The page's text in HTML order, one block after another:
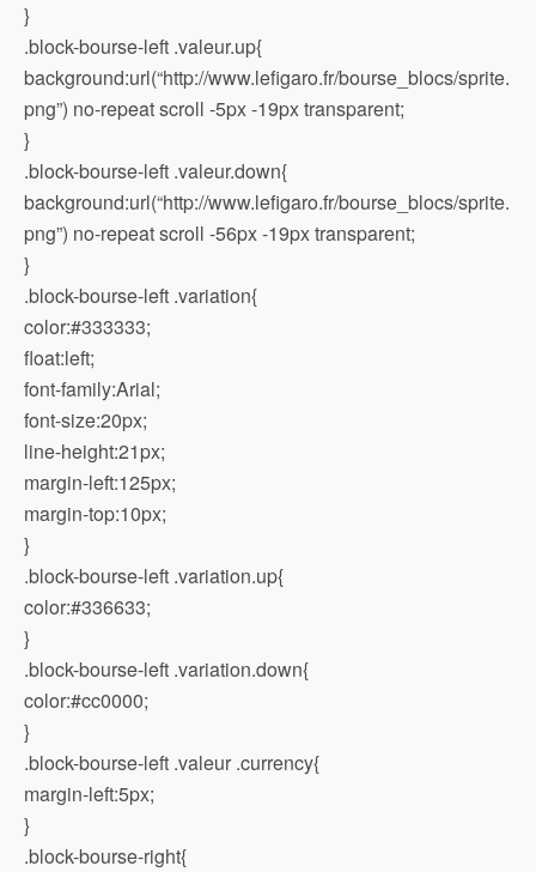
}
.block-bourse-left .valeur.up{
background:url(“http://www.lefigaro.fr/bourse_blocs/sprite.
png”) no-repeat scroll -5px -19px transparent;
}
.block-bourse-left .valeur.down{
background:url(“http://www.lefigaro.fr/bourse_blocs/sprite.
png”) no-repeat scroll -56px -19px transparent;
}
.block-bourse-left .variation{
color:#333333;
float:left;
font-family:Arial;
font-size:20px;
line-height:21px;
margin-left:125px;
margin-top:10px;
}
.block-bourse-left .variation.up{
color:#336633;
}
.block-bourse-left .variation.down{
color:#cc0000;
}
.block-bourse-left .valeur .currency{
margin-left:5px;
}
.block-bourse-right{